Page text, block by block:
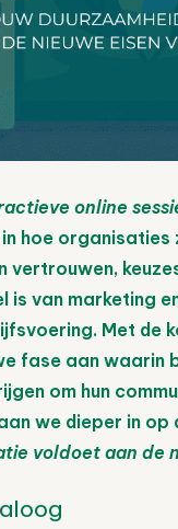
online
hoe organisaties
vertrouwen,
is van marketing
Met de
fase aan waarin
om hun
we dieper in op
voldoet aan de